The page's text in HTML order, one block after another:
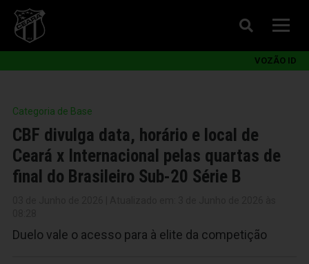
VOZÃO ID
Categoria de Base
CBF divulga data, horário e local de
Ceará x Internacional pelas quartas de
final do Brasileiro Sub-20 Série B
Duelo vale o acesso para à elite da competição